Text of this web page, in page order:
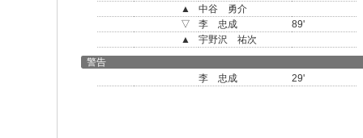
▲
中谷 勇介
▽
李 忠成
89'
▲
宇野沢 祐次
警告
李 忠成
29'